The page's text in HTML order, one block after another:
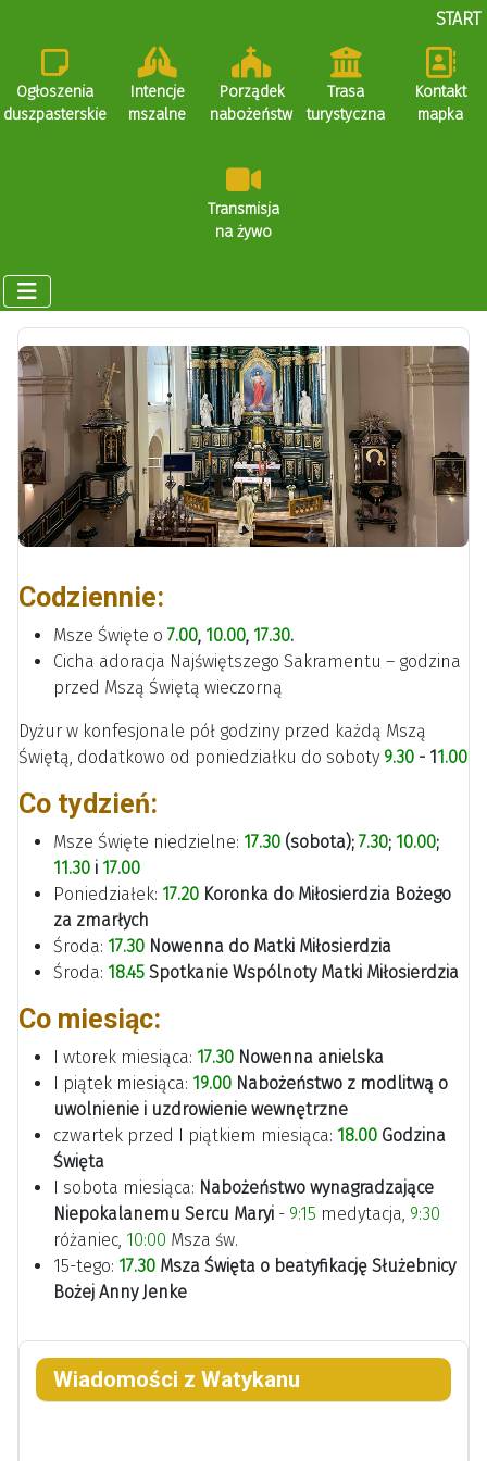
Ogłoszenia
duszpasterskie
Intencje
mszalne
Porządek
nabożeństw
Trasa
turystyczna
Kontakt
mapka
Transmisja
na żywo
START
Codziennie:
Msze Święte o 7.00, 10.00, 17.30.
Cicha adoracja Najświętszego Sakramentu – godzina
przed Mszą Świętą wieczorną
Dyżur w konfesjonale pół godziny przed każdą Mszą
Świętą, dodatkowo od poniedziałku do soboty 9.30 - 1 1.00
Co tydzień:
Msze Święte niedzielne: 17.30 (sobota); 7.30; 10.00;
11.30 i 17.00
Poniedziałek: 17.20 Koronka do Miłosierdzia Bożego
za zmarłych
Środa: 17.30 Nowenna do Matki Miłosierdzia
Środa: 18.45 Spotkanie Wspólnoty Matki Miłosierdzia
Co miesiąc:
I wtorek miesiąca: 17.30 Nowenna anielska
I piątek miesiąca: 19.00 Nabożeństwo z modlitwą o
uwolnienie i uzdrowienie wewnętrzne
czwartek przed I piątkiem miesiąca: 18.00 Godzina
Święta
I sobota miesiąca: Nabożeństwo wynagradzające
Niepokalanemu Sercu Maryi - 9:15 medytacja, 9:30
różaniec, 10:00 Msza św.
15-tego: 17.30 Msza Święta o beatyfikację Służebnicy
Bożej Anny Jenke
Wiadomości z Watykanu